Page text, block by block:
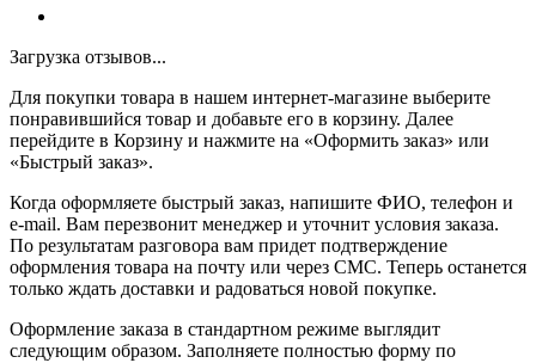
Загрузка отзывов...
Для покупки товара в нашем интернет-магазине выберите
понравившийся товар и добавьте его в корзину. Далее
перейдите в Корзину и нажмите на «Оформить заказ» или
«Быстрый заказ».
Когда оформляете быстрый заказ, напишите ФИО, телефон и
e-mail. Вам перезвонит менеджер и уточнит условия заказа.
По результатам разговора вам придет подтверждение
оформления товара на почту или через СМС. Теперь останется
только ждать доставки и радоваться новой покупке.
Оформление заказа в стандартном режиме выглядит
следующим образом. Заполняете полностью форму по